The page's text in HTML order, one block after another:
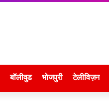
बॉलीवुड भोजपुरी टेलीविज़न